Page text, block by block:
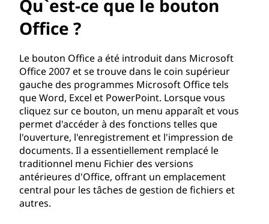
Qu`est-ce que le bouton
Office ?
Le bouton Office a été introduit dans Microsoft
Office 2007 et se trouve dans le coin supérieur
gauche des programmes Microsoft Office tels
que Word, Excel et PowerPoint. Lorsque vous
cliquez sur ce bouton, un menu apparaît et vous
permet d'accéder à des fonctions telles que
l'ouverture, l'enregistrement et l'impression de
documents. Il a essentiellement remplacé le
traditionnel menu Fichier des versions
antérieures d'Office, offrant un emplacement
central pour les tâches de gestion de fichiers et
autres.